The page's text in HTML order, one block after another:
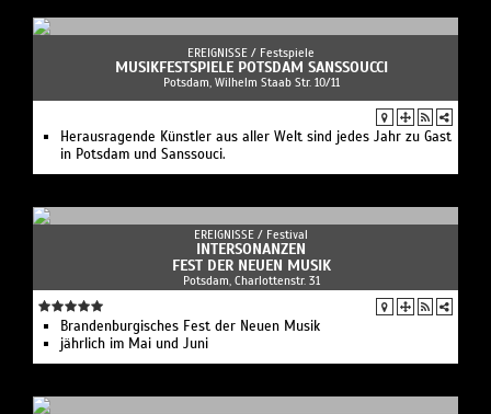
EREIGNISSE / Festspiele
MUSIKFESTSPIELE POTSDAM SANSSOUCCI
Potsdam, Wilhelm Staab Str. 10/11
Herausragende Künstler aus aller Welt sind jedes Jahr zu Gast
in Potsdam und Sanssouci.
EREIGNISSE / Festival
INTERSONANZEN
FEST DER NEUEN MUSIK
Potsdam, Charlottenstr. 31
Brandenburgisches Fest der Neuen Musik
jährlich im Mai und Juni